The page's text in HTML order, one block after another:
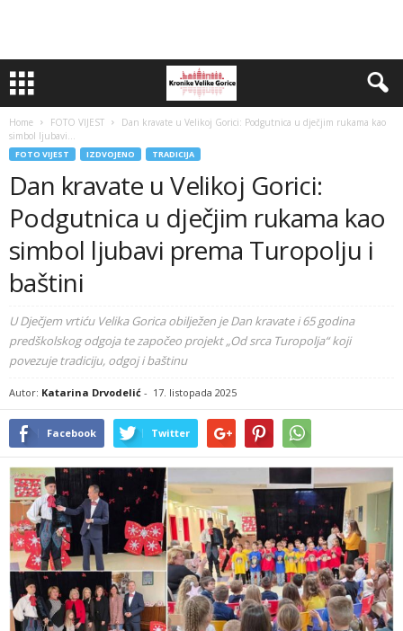
Home FOTO VIJEST
Dan kravate u Velikoj Gorici: Podgutnica u dječjim rukama kao
simbol ljubavi...
FOTO VIJEST IZDVOJENO TRADICIJA
Dan kravate u Velikoj Gorici:
Podgutnica u dječjim rukama kao
simbol ljubavi prema Turopolju i
baštini
U Dječjem vrtiću Velika Gorica obilježen je Dan kravate i 65 godina
predškolskog odgoja te započeo projekt „Od srca Turopolja“ koji
povezuje tradiciju, odgoj i baštinu
Autor: Katarina Drvodelić - 17. listopada 2025
Facebook Twitter